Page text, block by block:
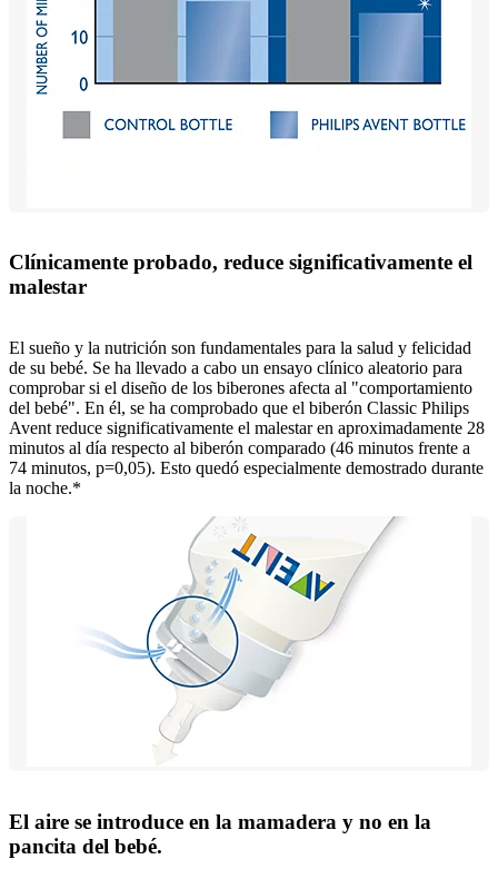
Clínicamente probado, reduce significativamente el
malestar
El sueño y la nutrición son fundamentales para la salud y felicidad
de su bebé. Se ha llevado a cabo un ensayo clínico aleatorio para
comprobar si el diseño de los biberones afecta al "comportamiento
del bebé". En él, se ha comprobado que el biberón Classic Philips
Avent reduce significativamente el malestar en aproximadamente 28
minutos al día respecto al biberón comparado (46 minutos frente a
74 minutos, p=0,05). Esto quedó especialmente demostrado durante
la noche.*
El aire se introduce en la mamadera y no en la
pancita del bebé.